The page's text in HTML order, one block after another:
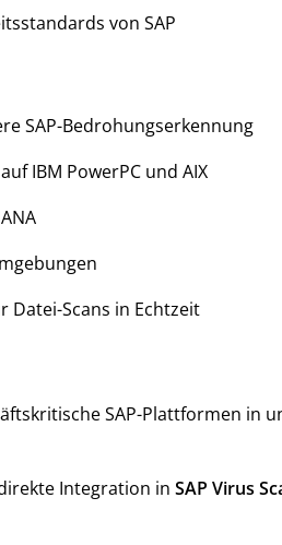
von SAP
SAP-Bedrohungserkennung
IBM PowerPC und AIX
Datei-Scans in Echtzeit
SAP-Plattformen in
Integration in SAP Virus